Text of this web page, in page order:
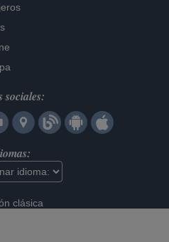
sociales:
clásica